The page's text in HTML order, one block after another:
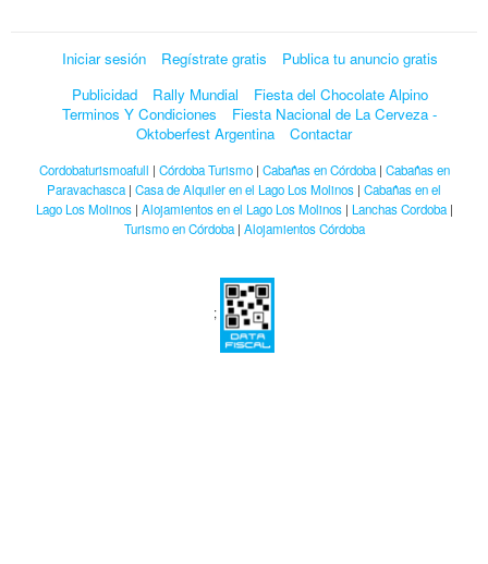
Iniciar sesión Regístrate gratis
Publica tu anuncio gratis
Publicidad
Rally Mundial
Fiesta del Chocolate Alpino
Terminos Y Condiciones
Fiesta Nacional de La Cerveza -
Oktoberfest Argentina
Contactar
Cordobaturismoafull | Córdoba Turismo| Cabañas en Córdoba| Cabañas en
Paravachasca| Casa de Alquiler en el Lago Los Molinos | Cabañas en el
Lago Los Molinos| Alojamientos en el Lago Los Molinos| Lanchas Cordoba|
Turismo en Córdoba| Alojamientos Córdoba
;